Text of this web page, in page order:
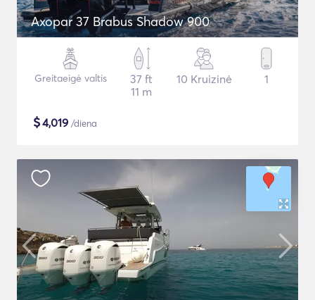
Axopar 37 Brabus Shadow 900
Greitaeigė valtis
37 ft
11 m
10 Kruizinė 1
$4,019 /diena